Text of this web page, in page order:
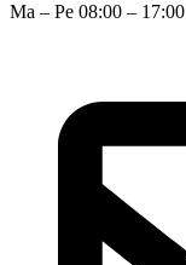
Ma – Pe 08:00 – 17:00